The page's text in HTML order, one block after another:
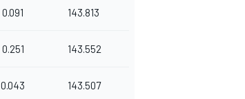
0.091 143.813
0.251 143.552
0.043 143.507